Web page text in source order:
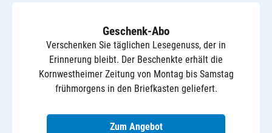
Geschenk-Abo
Verschenken Sie täglichen Lesegenuss, der in
Erinnerung bleibt. Der Beschenkte erhält die
Kornwestheimer Zeitung von Montag bis Samstag
frühmorgens in den Briefkasten geliefert.
Zum Angebot